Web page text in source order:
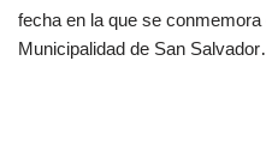
fecha en la que se conmemora
Municipalidad de San